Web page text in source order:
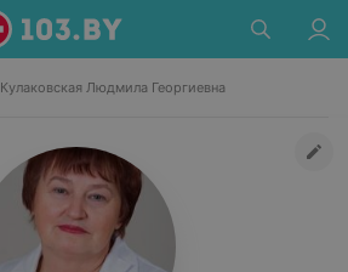
Кулаковская Людмила Георгиевна